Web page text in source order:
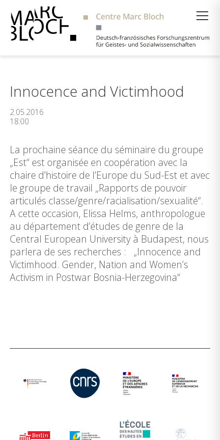
Innocence and Victimhood
2.05.2016
18:00
La prochaine séance du séminaire du groupe
„Est“ est organisée en coopération avec la
chaire d’histoire de l’Europe du Sud-Est et avec
le groupe de travail „Rapports de pouvoir
articulés classe/genre/racialisation/sexualité“.
A cette occasion, Elissa Helms, anthropologue
au département d’études de genre de la
Central European University à Budapest, nous
parlera de ses recherches : „Innocence and
Victimhood. Gender, Nation and Women’s
Activism in Postwar Bosnia-Herzegovina“